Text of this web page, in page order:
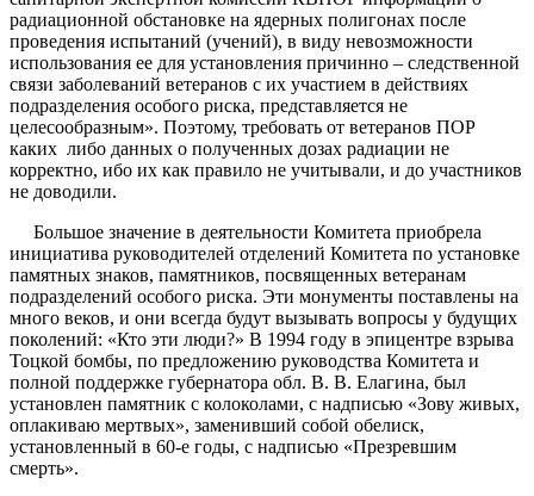
радиационной обстановке на ядерных полигонах после
проведения испытаний (учений), в виду невозможности
использования ее для установления причинно – следственной
связи заболеваний ветеранов с их участием в действиях
подразделения особого риска, представляется не
целесообразным». Поэтому, требовать от ветеранов ПОР
каких либо данных о полученных дозах радиации не
корректно, ибо их как правило не учитывали, и до участников
не доводили.
Большое значение в деятельности Комитета приобрела
инициатива руководителей отделений Комитета по установке
памятных знаков, памятников, посвященных ветеранам
подразделений особого риска. Эти монументы поставлены на
много веков, и они всегда будут вызывать вопросы у будущих
поколений: «Кто эти люди?» В 1994 году в эпицентре взрыва
Тоцкой бомбы, по предложению руководства Комитета и
полной поддержке губернатора обл. В. В. Елагина, был
установлен памятник с колоколами, с надписью «Зову живых,
оплакиваю мертвых», заменивший собой обелиск,
установленный в 60-е годы, с надписью «Презревшим
смерть».